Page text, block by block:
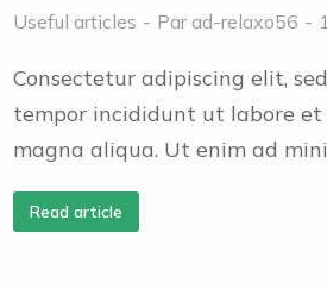
Useful articles Par ad-relaxo56
Consectetur adipiscing elit,
tempor incididunt ut labore et
magna aliqua. Ut enim ad
Read article